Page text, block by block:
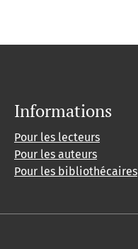
Informations
Pour les lecteurs
Pour les auteurs
Pour les bibliothécaires